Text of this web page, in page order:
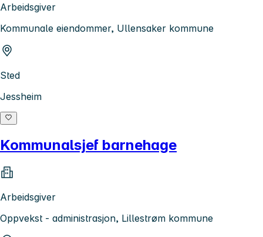
Arbeidsgiver
Kommunale eiendommer, Ullensaker kommune
Sted
Jessheim
Kommunalsjef barnehage
Arbeidsgiver
Oppvekst - administrasjon, Lillestrøm kommune